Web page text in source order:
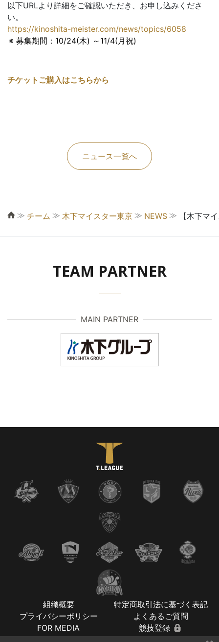
以下URLより詳細をご確認いただき、お申し込みくださ
い。
https://kinoshita-meister.com/news/topics/6058
※ 募集期間：10/24(木) ～11/4(月祝)
チケットご購入はこちらから
ニュース一覧へ
≫ チーム ≫ 木下マイスター東京 ≫ NEWS ≫ 【木下マ
TEAM PARTNER
MAIN PARTNER
組織概要
特定商取引法に基づく表記
プライバシーポリシー
よくあるご質問
FOR MEDIA
競技登録